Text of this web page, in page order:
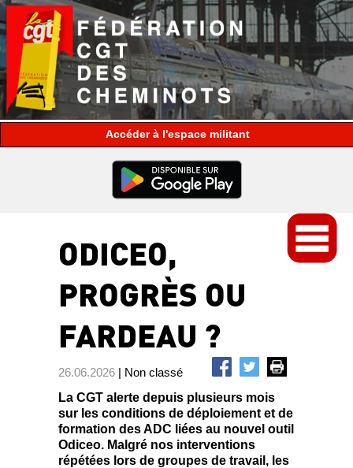
espace militant
ODICEO,
PROGRÈS OU
FARDEAU ?
26.06.2026 | Non classé
La CGT alerte depuis plusieurs mois
sur les conditions de déploiement et de
formation des ADC liées au nouvel outil
Odiceo. Malgré nos interventions
répétées lors de groupes de travail, les